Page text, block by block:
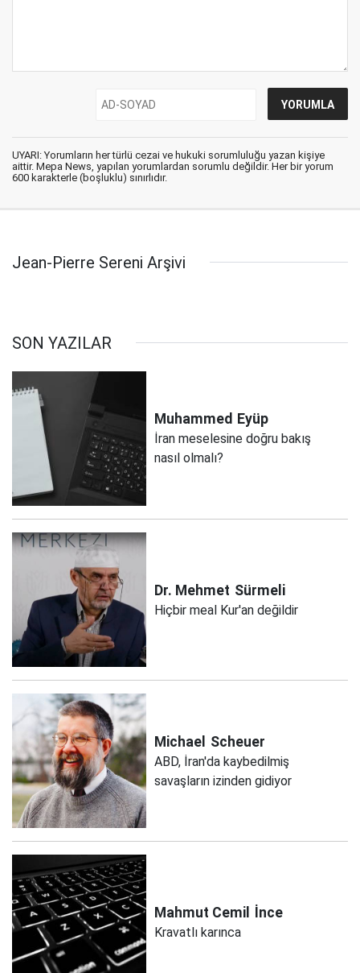
UYARI: Yorumların her türlü cezai ve hukuki sorumluluğu yazan kişiye
aittir. Mepa News, yapılan yorumlardan sorumlu değildir. Her bir yorum
600 karakterle (boşluklu) sınırlıdır.
Jean-Pierre Sereni Arşivi
SON YAZILAR
Muhammed Eyüp
İran meselesine doğru bakış
nasıl olmalı?
Dr. Mehmet Sürmeli
Hiçbir meal Kur'an değildir
Michael Scheuer
ABD, İran'da kaybedilmiş
savaşların izinden gidiyor
Mahmut Cemil İnce
Kravatlı karınca